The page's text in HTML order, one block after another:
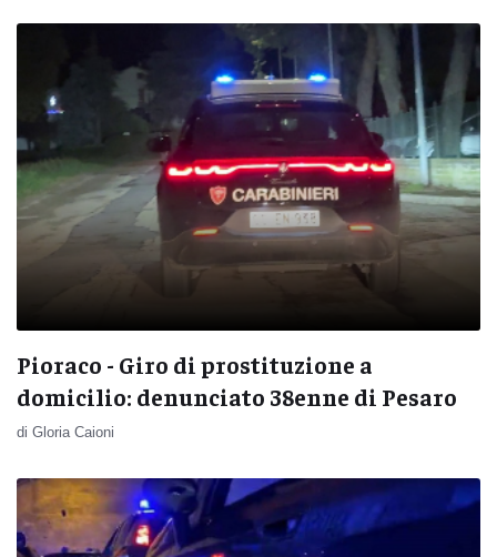
Pioraco - Giro di prostituzione a
domicilio: denunciato 38enne di Pesaro
di Gloria Caioni